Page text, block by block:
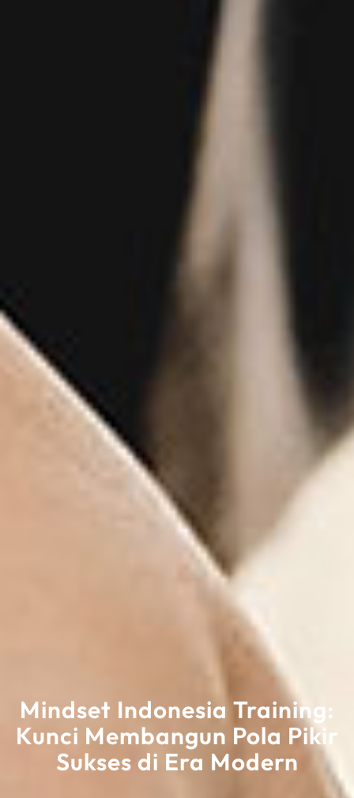
Mindset Indonesia Training:
Kunci Membangun Pola Pikir
Sukses di Era Modern